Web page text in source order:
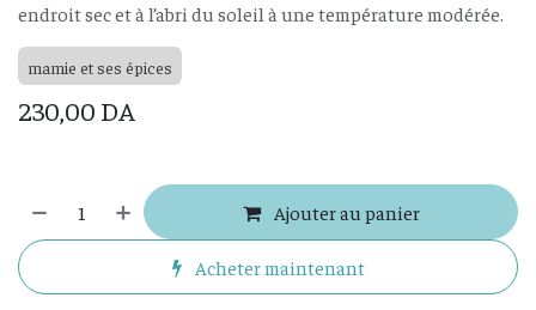
endroit sec et à l’abri du soleil à une température modérée.
mamie et ses épices
230,00 DA
Ajouter au panier
Acheter maintenant